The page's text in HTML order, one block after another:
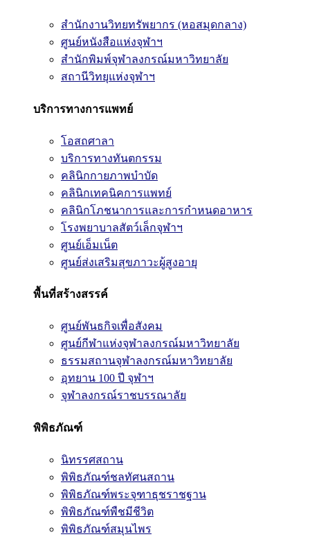
สำนักงานวิทยทรัพยากร (หอสมุดกลาง)
ศูนย์หนังสือแห่งจุฬาฯ
สำนักพิมพ์จุฬาลงกรณ์มหาวิทยาลัย
สถานีวิทยุแห่งจุฬาฯ
บริการทางการแพทย์
โอสถศาลา
บริการทางทันตกรรม
คลินิกกายภาพบำบัด
คลินิกเทคนิคการแพทย์
คลินิกโภชนาการและการกำหนดอาหาร
โรงพยาบาลสัตว์เล็กจุฬาฯ
ศูนย์เอ็มเน็ต
ศูนย์ส่งเสริมสุขภาวะผู้สูงอายุ
พื้นที่สร้างสรรค์
ศูนย์พันธกิจเพื่อสังคม
ศูนย์กีฬาแห่งจุฬาลงกรณ์มหาวิทยาลัย
ธรรมสถานจุฬาลงกรณ์มหาวิทยาลัย
อุทยาน 100 ปี จุฬาฯ
จุฬาลงกรณ์ราชบรรณาลัย
พิพิธภัณฑ์
นิทรรศสถาน
พิพิธภัณฑ์ชลทัศนสถาน
พิพิธภัณฑ์พระจุฑาธุชราชฐาน
พิพิธภัณฑ์พืชมีชีวิต
พิพิธภัณฑ์สมุนไพร